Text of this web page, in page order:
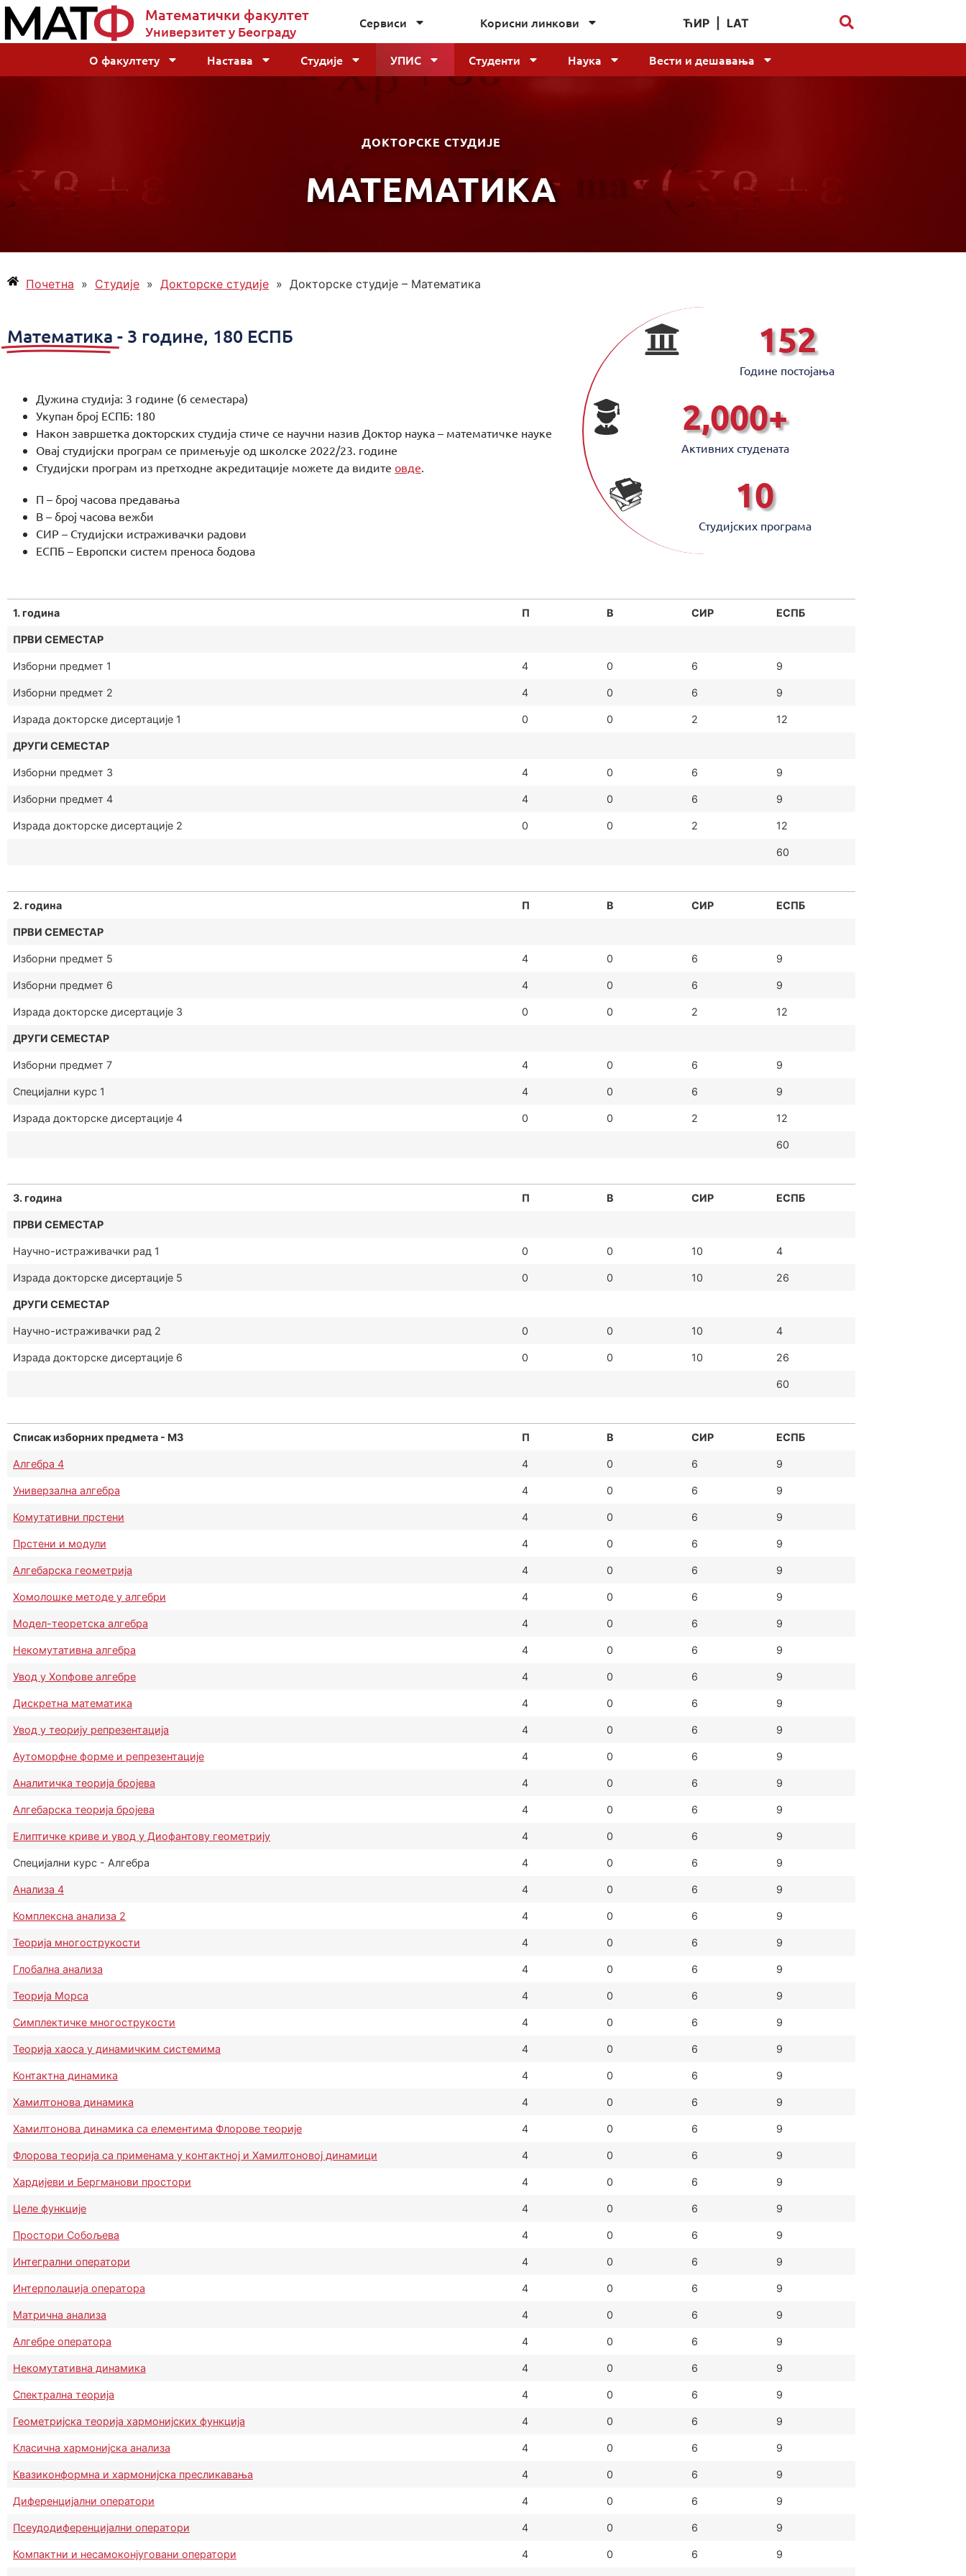
Математички факултет
Универзитет у Београду
Сервиси Корисни линкови ЋИР LAT
О факултету Настава Студије УПИС Студенти Наука Вести и дешавања
ДОКТОРСКЕ СТУДИЈЕ
МАТЕМАТИКА
Почетна » Студије » Докторске студије » Докторске студије – Математика
Математика - 3 године, 180 ЕСПБ
Дужина студија: 3 године (6 семестара)
Укупан број ЕСПБ: 180
Након завршетка докторских студија стиче се научни назив Доктор наука – математичке науке
Овај студијски програм се примењује од школске 2022/23. године
Студијски програм из претходне акредитације можете да видите овде.
П – број часова предавања
В – број часова вежби
СИР – Студијски истраживачки радови
ЕСПБ – Европски систем преноса бодова
Године постојањa
152
Активних студената
2,000+
Студијских програмa
10
1. година П В СИР ЕСПБ
ПРВИ СЕМЕСТАР
Изборни предмет 1 4 0 6 9
Изборни предмет 2 4 0 6 9
Израда докторске дисертације 1 0 0 2 12
ДРУГИ СЕМЕСТАР
Изборни предмет 3 4 0 6 9
Изборни предмет 4 4 0 6 9
Израда докторске дисертације 2 0 0 2 12
60
2. година П В СИР ЕСПБ
ПРВИ СЕМЕСТАР
Изборни предмет 5 4 0 6 9
Изборни предмет 6 4 0 6 9
Израда докторске дисертације 3 0 0 2 12
ДРУГИ СЕМЕСТАР
Изборни предмет 7 4 0 6 9
Специјални курс 1 4 0 6 9
Израда докторске дисертације 4 0 0 2 12
60
3. година П В СИР ЕСПБ
ПРВИ СЕМЕСТАР
Научно-истраживачки рад 1 0 0 10 4
Израда докторске дисертације 5 0 0 10 26
ДРУГИ СЕМЕСТАР
Научно-истраживачки рад 2 0 0 10 4
Израда докторске дисертације 6 0 0 10 26
60
Списак изборних предмета - М3 П В СИР ЕСПБ
Алгебра 4 4 0 6 9
Универзална алгебра 4 0 6 9
Комутативни прстени 4 0 6 9
Прстени и модули 4 0 6 9
Алгебарска геометрија 4 0 6 9
Хомолошке методе у алгебри 4 0 6 9
Модел-теоретска алгебра 4 0 6 9
Некомутативна алгебра 4 0 6 9
Увод у Хопфове алгебре 4 0 6 9
Дискретна математика 4 0 6 9
Увод у теорију репрезентација 4 0 6 9
Аутоморфне форме и репрезентације 4 0 6 9
Аналитичка теорија бројева 4 0 6 9
Алгебарска теорија бројева 4 0 6 9
Елиптичке криве и увод у Диофантову геометрију 4 0 6 9
Специјални курс - Алгебра 4 0 6 9
Анализа 4 4 0 6 9
Комплексна анализа 2 4 0 6 9
Теорија многострукости 4 0 6 9
Глобална анализа 4 0 6 9
Теорија Морса 4 0 6 9
Симплектичке многострукости 4 0 6 9
Теорија хаоса у динамичким системима 4 0 6 9
Контактна динамика 4 0 6 9
Хамилтонова динамика 4 0 6 9
Хамилтонова динамика са елементима Флорове теорије 4 0 6 9
Флорова теорија са применама у контактној и Хамилтоновој динамици 4 0 6 9
Хардијеви и Бергманови простори 4 0 6 9
Целе функције 4 0 6 9
Простори Собољева 4 0 6 9
Интегрални оператори 4 0 6 9
Интерполација оператора 4 0 6 9
Матрична анализа 4 0 6 9
Алгебре оператора 4 0 6 9
Некомутативна динамика 4 0 6 9
Спектрална теорија 4 0 6 9
Геометријска теорија хармонијских функција 4 0 6 9
Класична хармонијска анализа 4 0 6 9
Квазиконформна и хармонијска пресликавања 4 0 6 9
Диференцијални оператори 4 0 6 9
Псеудодиференцијални оператори 4 0 6 9
Компактни и несамоконјуговани оператори 4 0 6 9